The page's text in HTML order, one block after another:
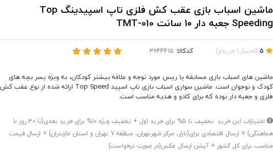
ماشین اسباب بازی عقب کش فلزی تاپ اسپیدینگ Top
Speeding جعبه دار ۱۰ سانت TMT-010
(امتیاز 1 خریدار) کدکالا:
ماشین های اسباب بازی مسابقه یا ریس مورد توجه و علاقه بیشتر کودکان، به ویژه پسر بچه های
کودک و نوجوان است. ماشین سواری اسباب بازی تاپ اسپید Top Speed ارائه شده از نوع عقب کش
فلزی و جعبه دار بوده که برای کادو و هدیه مناسب است.
امتیازات این خرید: تخفیف تا 5% برای خرید اول + تخفیف ویژه 10% برای خرید بعدی(تا 30 روز با
هماهنگی) + ارسال اقتصادی برای(بازار، مرکز شهرتهران، منطقه 7 تهران و استان مازندران) + ارسال قیمت
مناسب برای کل کشور + آپشن ارسال عکس(در صورت درخواست)